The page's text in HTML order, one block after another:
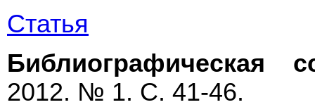
Статья
Библиографическая
2012. № 1. С. 41-46.